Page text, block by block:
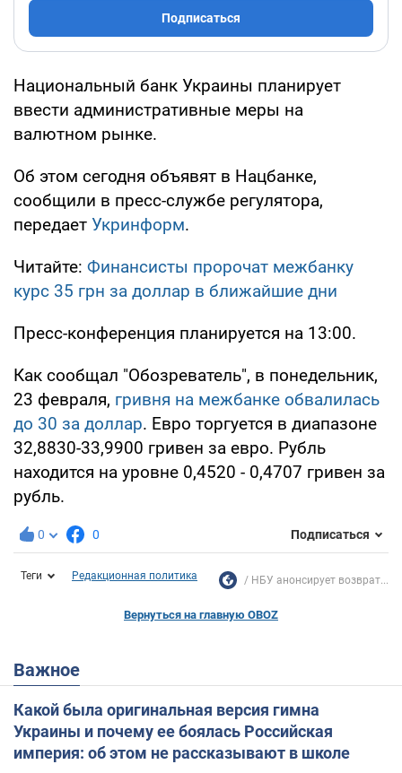
Подписаться
Национальный банк Украины планирует
ввести административные меры на
валютном рынке.
Об этом сегодня объявят в Нацбанке,
сообщили в пресс-службе регулятора,
передает Укринформ.
Читайте: Финансисты пророчат межбанку
курс 35 грн за доллар в ближайшие дни
Пресс-конференция планируется на 13:00.
Как сообщал "Обозреватель", в понедельник,
23 февраля, гривня на межбанке обвалилась
до 30 за доллар. Евро торгуется в диапазоне
32,8830-33,9900 гривен за евро. Рубль
находится на уровне 0,4520 - 0,4707 гривен за
рубль.
0 0 Подписаться
Теги Редакционная политика НБУ анонсирует возврат...
Вернуться на главную OBOZ
Важное
Какой была оригинальная версия гимна
Украины и почему ее боялась Российская
империя: об этом не рассказывают в школе